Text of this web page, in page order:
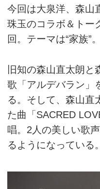
今回は大泉洋、森山
珠玉のコラボ＆トー
回。テーマは“家族”。
旧知の森山直太朗と
歌「アルデバラン」
る。そして、森山直
た曲「SACRED
唱。2人の美しい歌
るようになっている。